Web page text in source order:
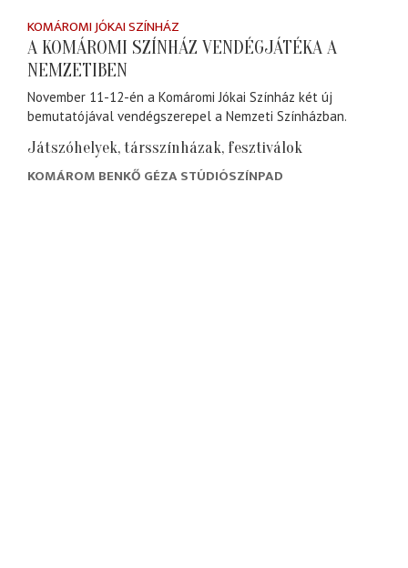
KOMÁROMI JÓKAI SZÍNHÁZ
A KOMÁROMI SZÍNHÁZ VENDÉGJÁTÉKA A
NEMZETIBEN
November 11-12-én a Komáromi Jókai Színház két új
bemutatójával vendégszerepel a Nemzeti Színházban.
Játszóhelyek, társszínházak, fesztiválok
KOMÁROM BENKŐ GÉZA STÚDIÓSZÍNPAD